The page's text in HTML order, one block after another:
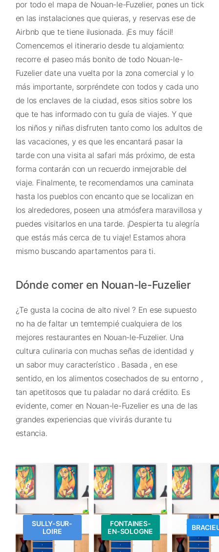
por todo el mapa de Nouan-le-Fuzelier, pones un tick
en las instalaciones que quieras, y reservas ese de
Airbnb que te tiene ilusionada. ¡Es muy fácil!
Comencemos el itinerario desde tu alojamiento:
recorre el paseo más bonito de todo Nouan-le-
Fuzelier date una vuelta por la zona comercial y lo
más importante, sorpréndete con todos y cada uno
de los enclaves de la ciudad, esos sitios sobre los
que te has informado con tu guía de viajes. Y que
los niños y niñas disfruten tanto como los adultos de
las vacaciones, y es que les encantará pasar la
tarde con una visita al safari más próximo, de esta
forma contarán con un recuerdo inmejorable del
viaje. Finalmente, te recomendamos una caminata
hasta los pueblos con encanto que se localizan en
los alrededores, poseen una atmósfera maravillosa y
puedes visitarlos en una tarde. ¡Despierta tu alegría
que estás más cerca de tu viaje! Estamos ahora
mismo buscando apartamentos para ti.
Dónde comer en Nouan-le-Fuzelier
¿Te gusta la cocina de alto nivel ? En ese supuesto
no ha de faltar un temtempié cualquiera de los
mejores restaurantes en Nouan-le-Fuzelier. Una
cultura culinaria con muchas señas de identidad y
un sabor muy característico . Basada , en ese
sentido, en los alimentos cosechados de su entorno ,
tan apetitosos que tu paladar no dará crédito. Es
evidente, comer en Nouan-le-Fuzelier es una de las
grandes experiencias que vivirás durante tu
estancia.
SULLY-SUR-
LOIRE
FONTAINES-
EN-SOLOGNE